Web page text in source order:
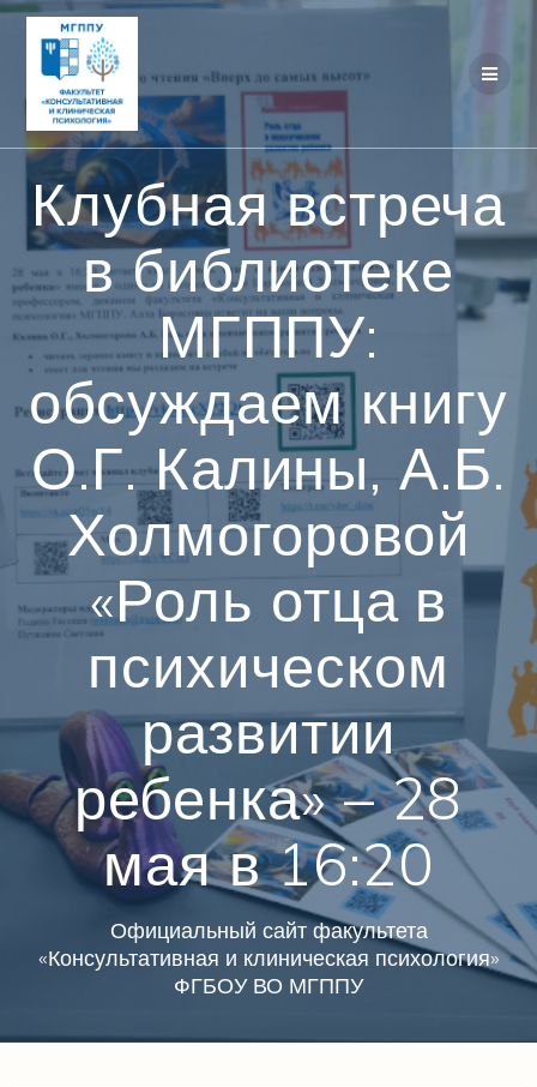
Перейти
Клубная встреча
в библиотеке
МГППУ:
обсуждаем книгу
О.Г. Калины, А.Б.
Холмогоровой
«Роль отца в
психическом
развитии
ребенка» – 28
мая в 16:20
Официальный сайт факультета
«Консультативная и клиническая психология»
ФГБОУ ВО МГППУ